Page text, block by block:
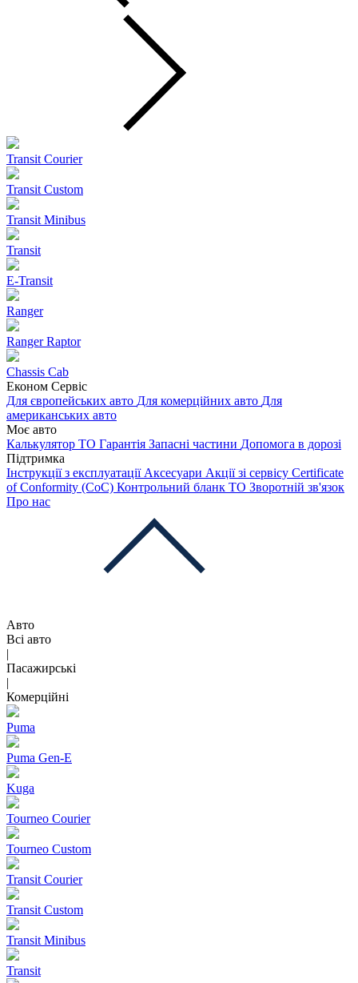
Transit Courier
Transit Custom
Transit Minibus
Transit
E-Transit
Ranger
Ranger Raptor
Chassis Cab
Економ Сервіс
Для європейських авто Для комерційних авто Для
американських авто
Моє авто
Калькулятор ТО Гарантія Запасні частини Допомога в дорозі
Підтримка
Інструкції з експлуатації Аксесуари Акції зі сервісу Certificate
of Conformity (CoC) Контрольний бланк ТО Зворотній зв'язок
Про нас
Авто
Всі авто
|
Пасажирські
|
Комерційні
Puma
Puma Gen‑E
Kuga
Tourneo Courier
Tourneo Custom
Transit Courier
Transit Custom
Transit Minibus
Transit